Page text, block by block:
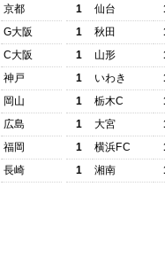
京都
G大阪
C大阪
神戸
岡山
広島
福岡
長崎
1
仙台
1
秋田
1
山形
1
いわき
1
栃木C
1
大宮
1
横浜FC
1
湘南